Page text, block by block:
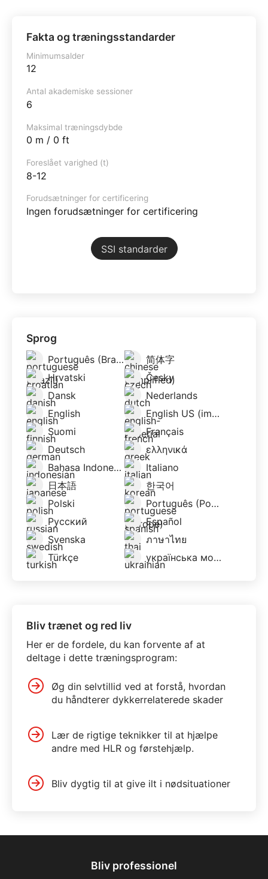
Fakta og træningsstandarder
Minimumsalder
12
Antal akademiske sessioner
6
Maksimal træningsdybde
0 m / 0 ft
Foreslået varighed (t)
8-12
Forudsætninger for certificering
Ingen forudsætninger for certificering
SSI standarder
Sprog
Português (Brazil)
简体字
Hrvatski
Česky
Dansk
Nederlands
English
English US (imperial)
Suomi
Français
Deutsch
ελληνικά
Bahasa Indonesia
Italiano
日本語
한국어
Polski
Português (Portugal)
Русский
Español
Svenska
ภาษาไทย
Türkçe
українська мова
Bliv trænet og red liv
Her er de fordele, du kan forvente af at
deltage i dette træningsprogram:
Øg din selvtillid ved at forstå, hvordan
du håndterer dykkerrelaterede skader
Lær de rigtige teknikker til at hjælpe
andre med HLR og førstehjælp.
Bliv dygtig til at give ilt i nødsituationer
Bliv professionel